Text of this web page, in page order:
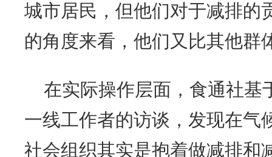
城市居民，但他们对于减排的
的角度来看，他们又比其他群
在实际操作层面，食通社基
一线工作者的访谈，发现在气
社会组织其实是抱着做减排和